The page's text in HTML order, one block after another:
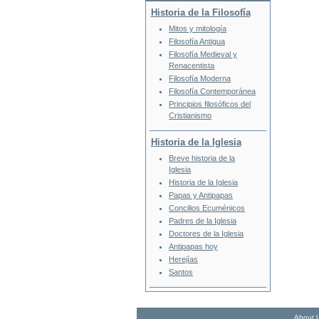
Historia de la Filosofía
Mitos y mitología
Filosofía Antigua
Filosofía Medieval y
Renacentista
Filosofía Moderna
Filosofía Contemporánea
Principios filosóficos del
Cristianismo
Historia de la Iglesia
Breve historia de la
Iglesia
Historia de la Iglesia
Papas y Antipapas
Concilios Ecuménicos
Padres de la Iglesia
Doctores de la Iglesia
Antipapas hoy
Herejías
Santos
About